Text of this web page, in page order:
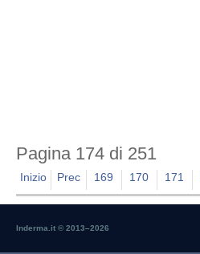
Pagina 174 di 251
Inizio Prec 169 170 171
Inderma.it © 2013–2026